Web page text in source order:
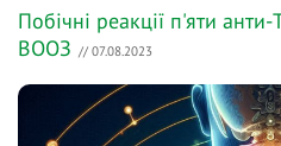
Побічні реакції п'яти
ВООЗ // 07.08.2023